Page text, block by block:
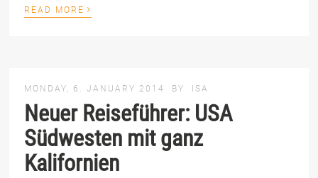
READ MORE ›
MONDAY, 6. JANUARY 2014 BY ISA
Neuer Reiseführer: USA
Südwesten mit ganz
Kalifornien